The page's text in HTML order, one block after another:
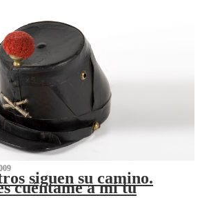
siguen su camino.
cuéntame a mí tu